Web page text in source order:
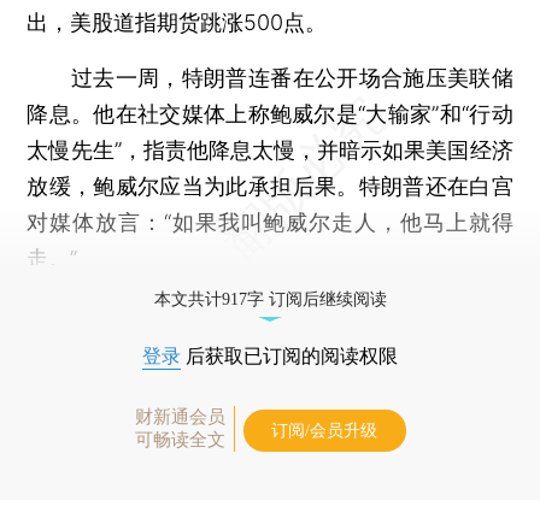
出，美股道指期货跳涨500点。
过去一周，特朗普连番在公开场合施压美联储
降息。他在社交媒体上称鲍威尔是“大输家”和“行动
太慢先生”，指责他降息太慢，并暗示如果美国经济
放缓，鲍威尔应当为此承担后果。特朗普还在白宫
对媒体放言：“如果我叫鲍威尔走人，他马上就得
走。”
本文共计917字 订阅后继续阅读
登录 后获取已订阅的阅读权限
财新通会员
可畅读全文
订阅/会员升级